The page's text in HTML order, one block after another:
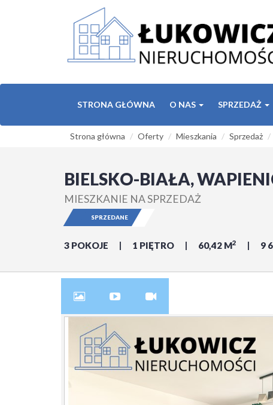
STRONA GŁÓWNA O NAS SPRZEDAŻ
Strona główna Oferty Mieszkania Sprzedaż
BIELSKO-BIAŁA,
MIESZKANIE NA SPRZEDAŻ
3 POKOJE 1 PIĘTRO 60,42 M2 9
SPRZEDANE